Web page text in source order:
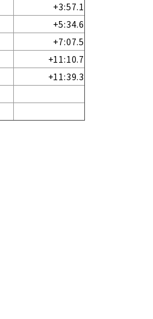
+3:57.1
+5:34.6
+7:07.5
+11:10.7
+11:39.3